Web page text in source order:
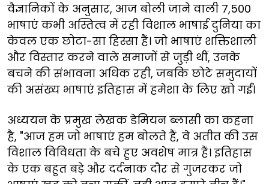
वैज्ञानिकों के अनुसार, आज बोली जाने वाली 7,500
भाषाएं कभी अस्तित्व में रही विशाल भाषाई दुनिया का
केवल एक छोटा-सा हिस्सा हैं। जो भाषाएं शक्तिशाली
और विस्तार करने वाले समाजों से जुड़ी थीं, उनके
बचने की संभावना अधिक रही, जबकि छोटे समुदायों
की असंख्य भाषाएं इतिहास में हमेशा के लिए खो गईं।
अध्ययन के प्रमुख लेखक डेमियन ब्लासी का कहना
है, "आज हम जो भाषाएं हम बोलते हैं, वे अतीत की उस
विशाल विविधता के बचे हुए अवशेष मात्र हैं। इतिहास
के एक बहुत बड़े और दर्दनाक दौर से गुजरकर जो